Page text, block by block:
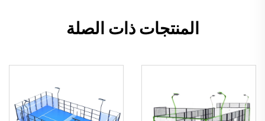
المنتجات ذات الصلة